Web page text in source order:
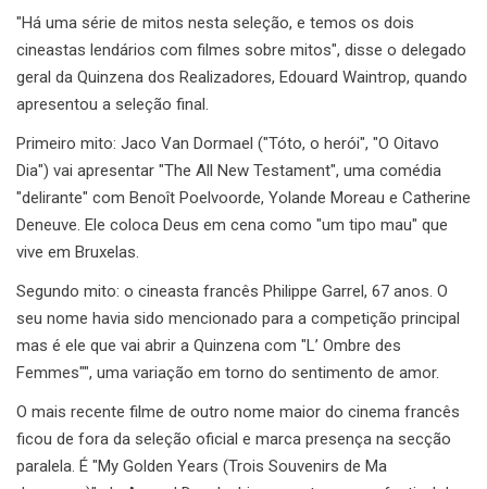
"Há uma série de mitos nesta seleção, e temos os dois
cineastas lendários com filmes sobre mitos", disse o delegado
geral da Quinzena dos Realizadores, Edouard Waintrop, quando
apresentou a seleção final.
Primeiro mito: Jaco Van Dormael ("Tóto, o herói", "O Oitavo
Dia") vai apresentar "The All New Testament", uma comédia
"delirante" com Benoît Poelvoorde, Yolande Moreau e Catherine
Deneuve. Ele coloca Deus em cena como "um tipo mau" que
vive em Bruxelas.
Segundo mito: o cineasta francês Philippe Garrel, 67 anos. O
seu nome havia sido mencionado para a competição principal
mas é ele que vai abrir a Quinzena com "L’ Ombre des
Femmes"", uma variação em torno do sentimento de amor.
O mais recente filme de outro nome maior do cinema francês
ficou de fora da seleção oficial e marca presença na secção
paralela. É "My Golden Years (Trois Souvenirs de Ma